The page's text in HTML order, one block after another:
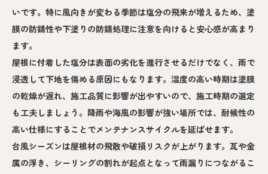
いです。特に風向きが変わる季節は塩分の飛来が増えるため、塗
膜の防錆性や下塗りの防錆処理に注意を向けると安心感が高まり
ます。
屋根に付着した塩分は表面の劣化を進行させるだけでなく、雨で
浸透して下地を傷める原因にもなります。湿度の高い時期は塗膜
の乾燥が遅れ、施工品質に影響が出やすいので、施工時期の選定
も工夫しましょう。降雨や海風の影響が強い場所では、耐候性の
高い仕様にすることでメンテナンスサイクルを延ばせます。
台風シーズンは屋根材の飛散や破損リスクが上がります。瓦や金
属の浮き、シーリングの割れが起点となって雨漏りにつながるこ